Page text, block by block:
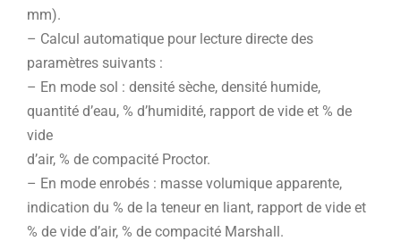
mm).
– Calcul automatique pour lecture directe des
paramètres suivants :
– En mode sol : densité sèche, densité humide,
quantité d’eau, % d’humidité, rapport de vide et % de
vide
d’air, % de compacité Proctor.
– En mode enrobés : masse volumique apparente,
indication du % de la teneur en liant, rapport de vide et
% de vide d’air, % de compacité Marshall.